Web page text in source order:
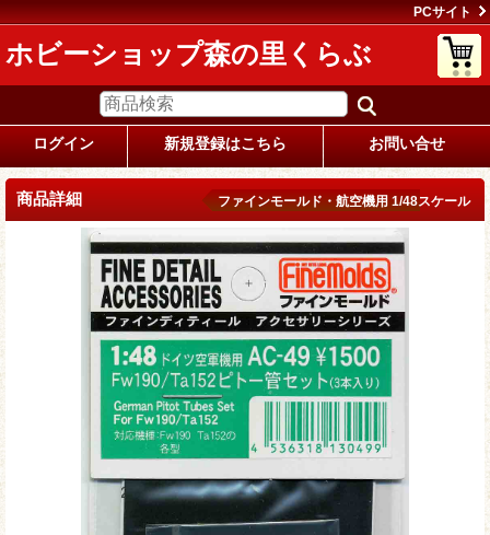
PCサイト
ホビーショップ森の里くらぶ
ログイン 新規登録はこちら お問い合せ
商品詳細 ファインモールド・航空機用 1/48スケール